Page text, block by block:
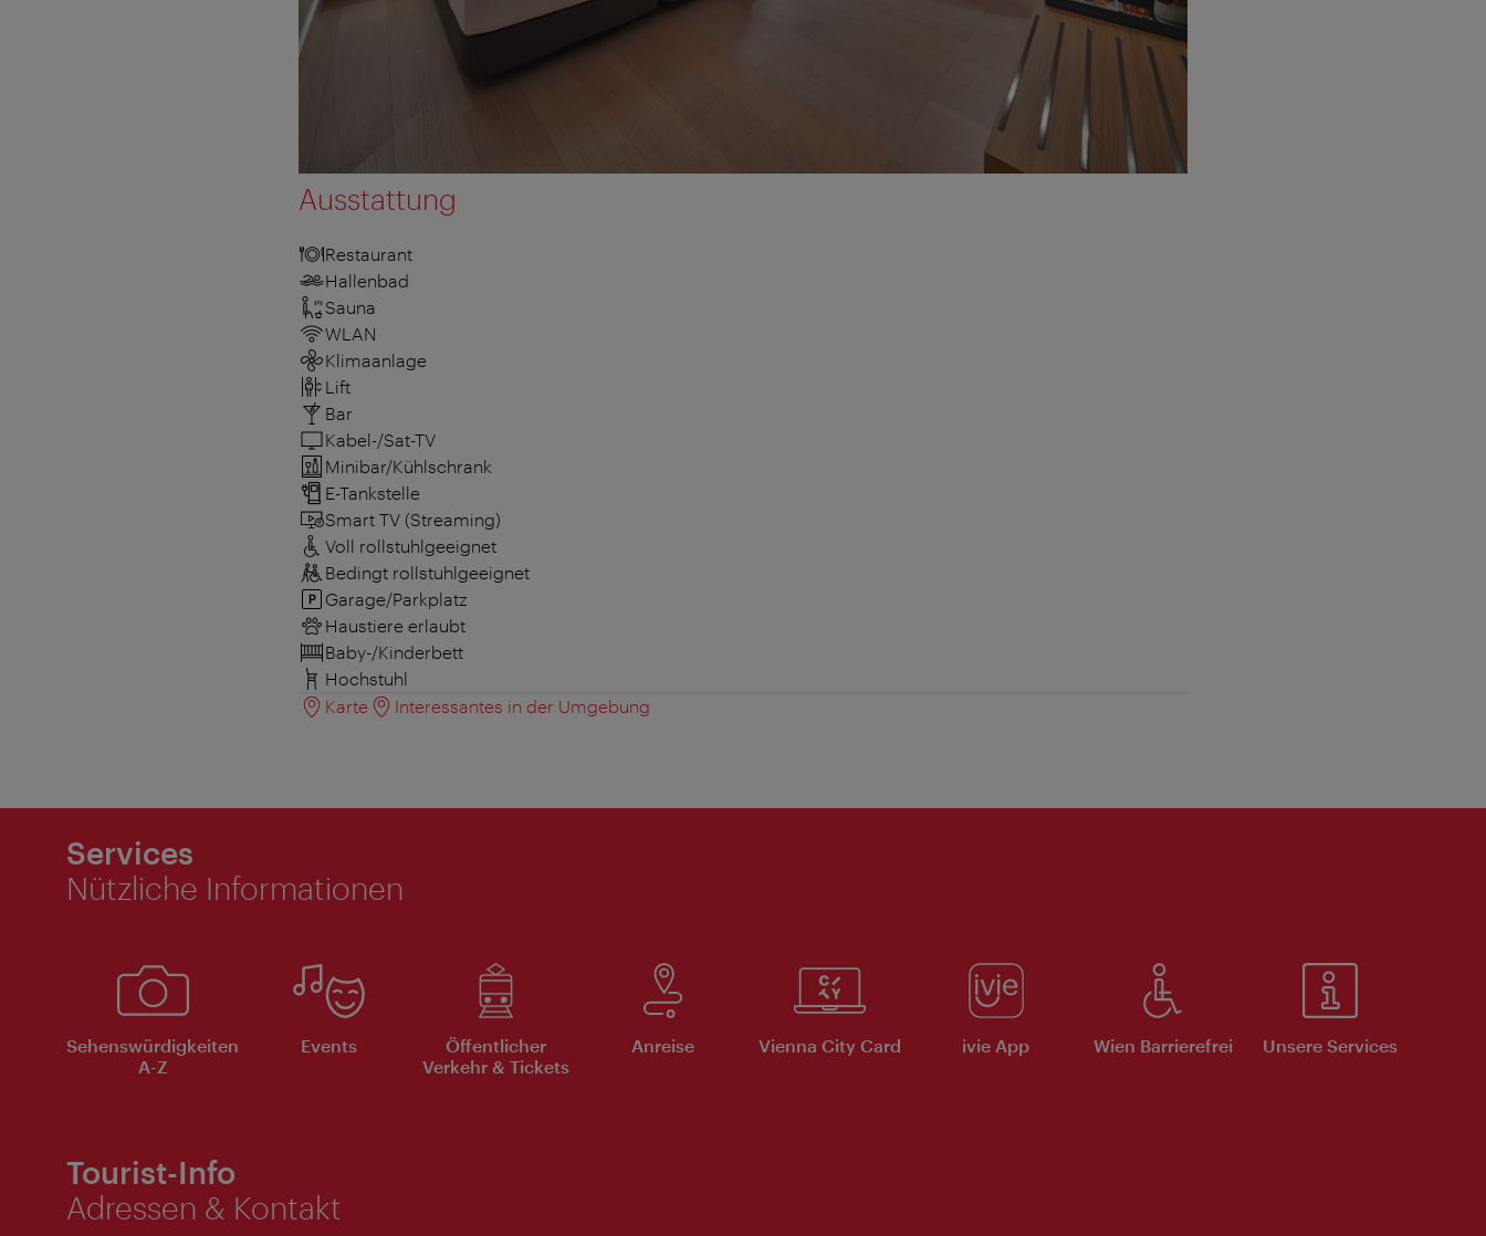
Ausstattung
Restaurant
Hallenbad
Sauna
WLAN
Klimaanlage
Lift
Bar
Kabel-/Sat-TV
Minibar/Kühlschrank
E-Tankstelle
Smart TV (Streaming)
Voll rollstuhlgeeignet
Bedingt rollstuhlgeeignet
Garage/Parkplatz
Haustiere erlaubt
Baby-/Kinderbett
Hochstuhl
Karte
Interessantes in der Umgebung
Services
Nützliche Informationen
Sehenswürdigkeiten
A-Z
Events
Öffentlicher
Verkehr & Tickets
Anreise Vienna City Card ivie App Wien Barrierefrei Unsere Services
Tourist-Info
Adressen & Kontakt